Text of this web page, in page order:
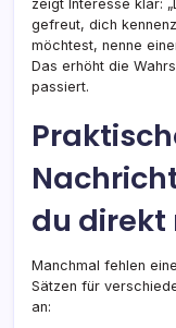
zeigt Interesse klar:
gefreut, dich
möchtest, nenne
Das erhöht die
passiert.
du direkt
Manchmal fehlen
Sätzen für
an: